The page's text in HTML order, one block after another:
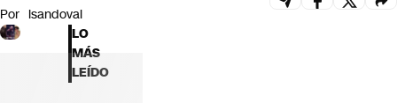
Por lsandoval
LO
MÁS
LEÍDO